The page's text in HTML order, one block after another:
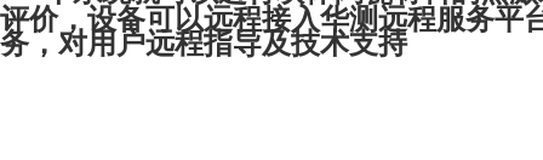
评价，设备可以远程接入华测远程服务平
务，对用户远程指导及技术支持